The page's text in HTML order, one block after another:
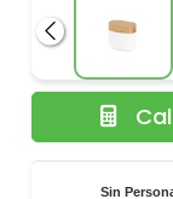
Anterior
Sin